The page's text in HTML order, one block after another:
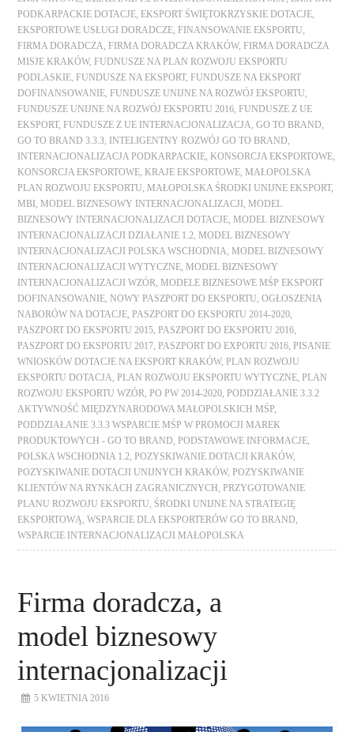
PODKARPACKIE DOTACJE ,EKSPORT ŚWIĘTOKRZYSKIE DOTACJE
EKSPORTOWE USŁUGI DORADCZE ,FINANSOWANIE EKSPORTU
FIRMA DORADCZA ,FIRMA DORADCZA KRAKÓW,FIRMA DORADCZA
MISJE KRAKÓW,FUDNUSZE NA PLAN ROZWOJU EKSPORTU
PODLASKIE ,FUNDUSZE NA EKSPORT,FUNDUSZE NA EKSPORT
DOFINANSOWANIE ,FUNDUSZE UNIJNE NA ROZWÓJ EKSPORTU
FUNDUSZE UNIJNE NA ROZWÓJ EKSPORTU 2016 ,FUNDUSZE Z UE
EKSPORT,FUNDUSZE Z UE INTERNACJONALIZACJA ,GO TO BRAND
GO TO BRAND 3.3.3
INTELIGENTNY ROZWÓJ GO TO BRAND
INTERNACJONALIZACJA PODKARPACKIE ,KONSORCJA EKSPORTOWE
KONSORCJA EKSPORTOWE ,KRAJE EKSPORTOWE ,MAŁOPOLSKA
PLAN ROZWOJU EKSPORTU ,MAŁOPOLSKA ŚRODKI UNIJNE EKSPORT,
MBI
,MODEL BIZNESOWY INTERNACJONALIZACJI ,MODEL
BIZNESOWY INTERNACJONALIZACJI DOTACJE ,MODEL BIZNESOWY
INTERNACJONALIZACJI DZIAŁANIE 1.2 ,MODEL BIZNESOWY
INTERNACJONALIZACJI POLSKA WSCHODNIA ,MODEL BIZNESOWY
INTERNACJONALIZACJI WYTYCZNE ,MODEL BIZNESOWY
INTERNACJONALIZACJI WZÓR ,MODELE BIZNESOWE MŚP EKSPORT
DOFINANSOWANIE ,NOWY PASZPORT DO EKSPORTU ,OGŁOSZENIA
NABORÓW NA DOTACJE ,PASZPORT DO EKSPORTU 2014-2020
PASZPORT DO EKSPORTU 2015 ,PASZPORT DO EKSPORTU 2016
PASZPORT DO EKSPORTU 2017 ,PASZPORT DO EXPORTU 2016 ,PISANIE
WNIOSKÓW DOTACJE NA EKSPORT KRAKÓW,PLAN ROZWOJU
EKSPORTU DOTACJA ,PLAN ROZWOJU EKSPORTU WYTYCZNE ,PLAN
ROZWOJU EKSPORTU WZÓR ,PO PW 2014-2020 ,PODDZIAŁANIE 3.3.2
AKTYWNOŚĆ MIĘDZYNARODOWA MAŁOPOLSKICH MŚP
PODDZIAŁANIE 3.3.3 WSPARCIE MŚP W PROMOCJI MAREK
PRODUKTOWYCH - GO TO BRAND ,PODSTAWOWE INFORMACJE
POLSKA WSCHODNIA 1.2 ,POZYSKIWANIE DOTACJI KRAKÓW,
POZYSKIWANIE DOTACJI UNIJNYCH KRAKÓW,POZYSKIWANIE
KLIENTÓW NA RYNKACH ZAGRANICZNYCH ,PRZYGOTOWANIE
PLANU ROZWOJU EKSPORTU
ŚRODKI UNIJNE NA STRATEGIĘ
EKSPORTOWĄ ,WSPARCIE DLA EKSPORTERÓW GO TO BRAND
WSPARCIE INTERNACJONALIZACJI MAŁOPOLSKA
Firma doradcza, a
model biznesowy
internacjonalizacji
5 KWIETNIA 2016